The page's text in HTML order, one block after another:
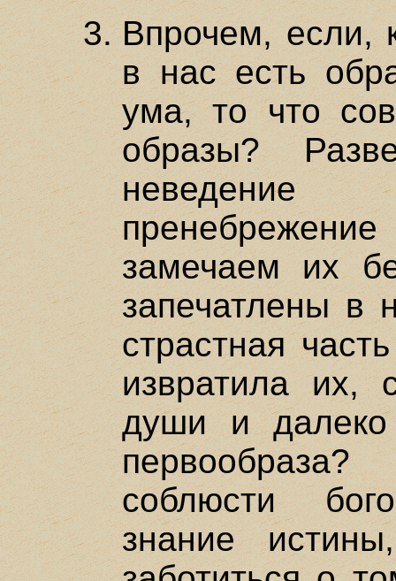
Впрочем, если,
в нас есть
ума, то что
образы?
замечаем их
запечатлены в
страстная
извратила их,
души и
соблюсти
знание